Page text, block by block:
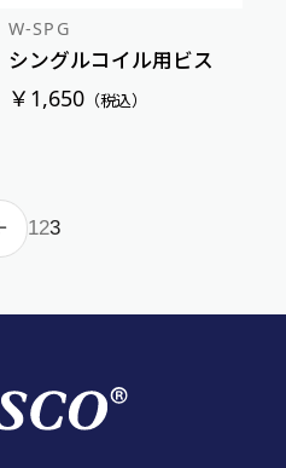
W-SPG
シングルコイル用ビス
￥1,650 （税込）
123